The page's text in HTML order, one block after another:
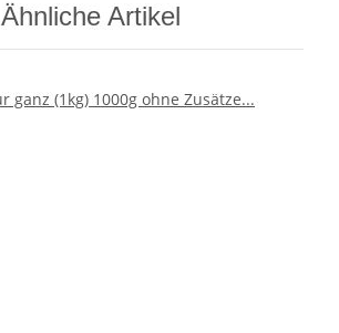
Ähnliche Artikel